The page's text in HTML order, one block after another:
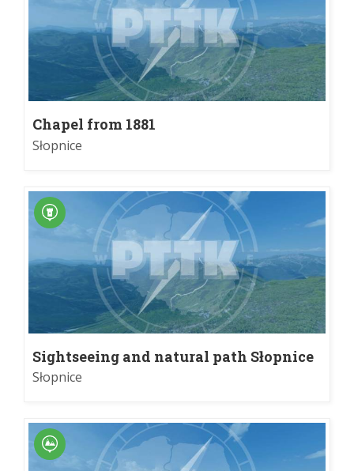
Chapel from 1881
Słopnice
Sightseeing and natural path Słopnice
Zaświercze
Słopnice